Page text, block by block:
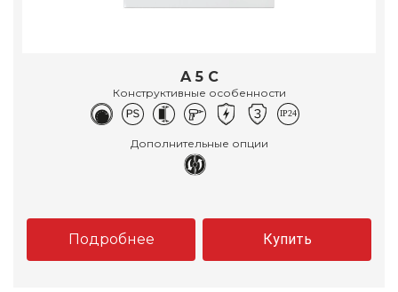
A 5 C
Конструктивные особенности
Дополнительные опции
Подробнее Купить